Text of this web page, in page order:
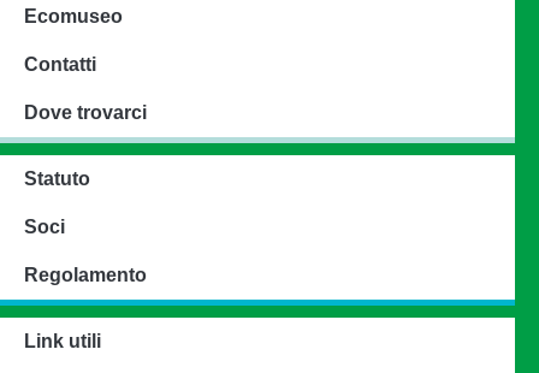
Ecomuseo
Contatti
Dove trovarci
Statuto
Soci
Regolamento
Link utili